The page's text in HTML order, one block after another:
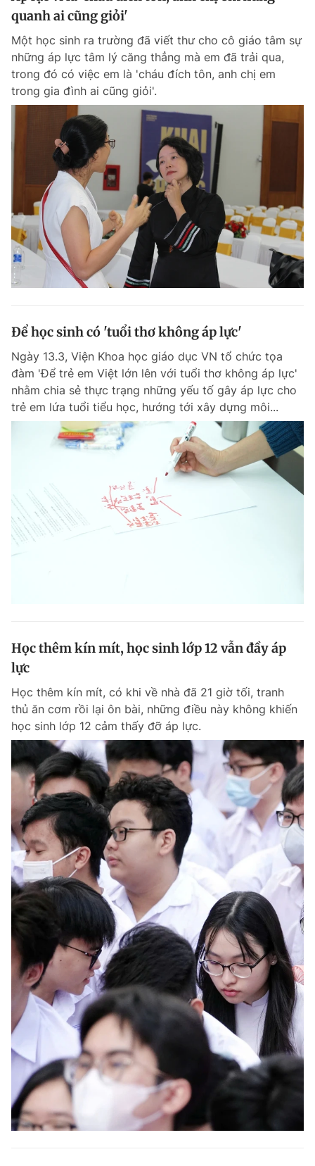
quanh ai cũng giỏi'
Một học sinh ra trường đã viết thư cho cô giáo tâm sự
những áp lực tâm lý căng thẳng mà em đã trải qua,
trong đó có việc em là 'cháu đích tôn, anh chị em
trong gia đình ai cũng giỏi'.
Để học sinh có 'tuổi thơ không áp lực'
Ngày 13.3, Viện Khoa học giáo dục VN tổ chức tọa
đàm 'Để trẻ em Việt lớn lên với tuổi thơ không áp lực'
nhằm chia sẻ thực trạng những yếu tố gây áp lực cho
trẻ em lứa tuổi tiểu học, hướng tới xây dựng môi...
Học thêm kín mít, học sinh lớp 12 vẫn đầy áp
lực
Học thêm kín mít, có khi về nhà đã 21 giờ tối, tranh
thủ ăn cơm rồi lại ôn bài, những điều này không khiến
học sinh lớp 12 cảm thấy đỡ áp lực.